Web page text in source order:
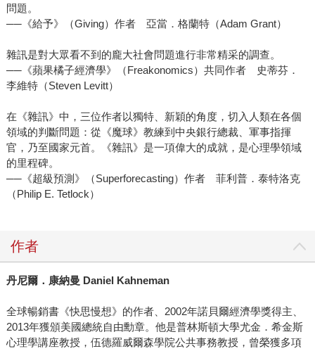
問題。
──《給予》（Giving）作者 亞當．格蘭特（Adam Grant）
雜訊是對大眾看不到的龐大社會問題進行非常精采的調查。
──《蘋果橘子經濟學》（Freakonomics）共同作者 史蒂芬．
李維特（Steven Levitt）
在《雜訊》中，三位作者以獨特、新穎的角度，切入人類在各個
領域的判斷問題：從《魔球》教練到中央銀行總裁、軍事指揮
官，乃至國家元首。《雜訊》是一項偉大的成就，是心理學領域
的里程碑。
──《超級預測》（Superforecasting）作者 菲利普．泰特洛克
（Philip E. Tetlock）
作者
丹尼爾．康納曼 Daniel Kahneman
全球暢銷書《快思慢想》的作者、2002年諾貝爾經濟學獎得主、
2013年獲頒美國總統自由勳章。他是普林斯頓大學尤金．希金斯
心理學講座教授，伍德羅威爾森學院公共事務教授，曾榮獲多項